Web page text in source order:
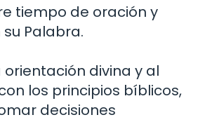
tiempo de oración y
Palabra.
orientación divina y al
los principios bíblicos,
decisiones